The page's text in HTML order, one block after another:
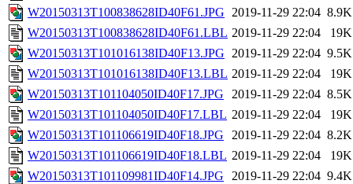
W20150313T100838628ID40F61.JPG 2019-11-29 22:04 8.9K
W20150313T100838628ID40F61.LBL 2019-11-29 22:04
19K
W20150313T101016138ID40F13.JPG 2019-11-29 22:04 9.5K
W20150313T101016138ID40F13.LBL 2019-11-29 22:04
19K
W20150313T101104050ID40F17.JPG
2019-11-29 22:04 8.5K
W20150313T101104050ID40F17.LBL 2019-11-29 22:04
19K
W20150313T101106619ID40F18.JPG
2019-11-29 22:04 8.2K
W20150313T101106619ID40F18.LBL 2019-11-29 22:04
19K
W20150313T101109981ID40F14.JPG
2019-11-29 22:04 9.4K